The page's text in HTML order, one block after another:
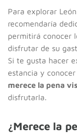
Para explorar
recomendaría
permitirá conocer
disfrutar de su
Si te gusta hacer
estancia y
merece la pena
disfrutarla.
¿Merece la